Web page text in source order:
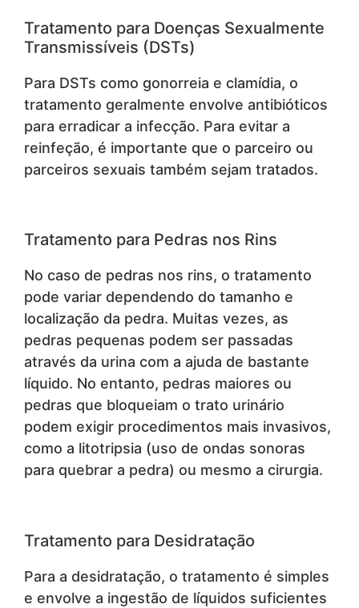
Tratamento para Doenças Sexualmente
Transmissíveis (DSTs)
Para DSTs como gonorreia e clamídia, o
tratamento geralmente envolve antibióticos
para erradicar a infecção. Para evitar a
reinfeção, é importante que o parceiro ou
parceiros sexuais também sejam tratados.
Tratamento para Pedras nos Rins
No caso de pedras nos rins, o tratamento
pode variar dependendo do tamanho e
localização da pedra. Muitas vezes, as
pedras pequenas podem ser passadas
através da urina com a ajuda de bastante
líquido. No entanto, pedras maiores ou
pedras que bloqueiam o trato urinário
podem exigir procedimentos mais invasivos,
como a litotripsia (uso de ondas sonoras
para quebrar a pedra) ou mesmo a cirurgia.
Tratamento para Desidratação
Para a desidratação, o tratamento é simples
e envolve a ingestão de líquidos suficientes